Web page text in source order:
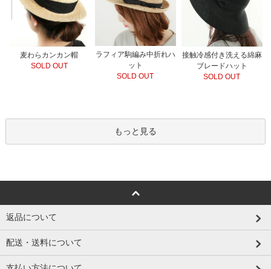
麦わらカンカン帽
SOLD OUT
ラフィア駒編み中折れハ
ット
SOLD OUT
接触冷感付き洗える綿麻
ブレードハット
SOLD OUT
もっと見る
返品について
配送・送料について